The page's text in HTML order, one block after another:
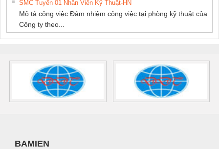
SMC Tuyển 01 Nhân Viên Kỹ Thuật-HN
Mô tả công việc Đảm nhiệm công việc tại phòng kỹ thuật của
Công ty theo...
BAMIEN